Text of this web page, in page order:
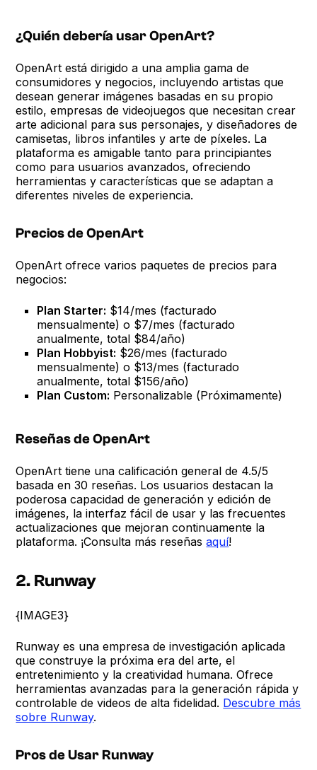
¿Quién debería usar OpenArt?
OpenArt está dirigido a una amplia gama de
consumidores y negocios, incluyendo artistas que
desean generar imágenes basadas en su propio
estilo, empresas de videojuegos que necesitan crear
arte adicional para sus personajes, y diseñadores de
camisetas, libros infantiles y arte de píxeles. La
plataforma es amigable tanto para principiantes
como para usuarios avanzados, ofreciendo
herramientas y características que se adaptan a
diferentes niveles de experiencia.
Precios de OpenArt
OpenArt ofrece varios paquetes de precios para
negocios:
Plan Starter: $14/mes (facturado
mensualmente) o $7/mes (facturado
anualmente, total $84/año)
Plan Hobbyist: $26/mes (facturado
mensualmente) o $13/mes (facturado
anualmente, total $156/año)
Plan Custom: Personalizable (Próximamente)
Reseñas de OpenArt
OpenArt tiene una calificación general de 4.5/5
basada en 30 reseñas. Los usuarios destacan la
poderosa capacidad de generación y edición de
imágenes, la interfaz fácil de usar y las frecuentes
actualizaciones que mejoran continuamente la
plataforma. ¡Consulta más reseñasaquí!
2. Runway
{IMAGE3}
Runway es una empresa de investigación aplicada
que construye la próxima era del arte, el
entretenimiento y la creatividad humana. Ofrece
herramientas avanzadas para la generación rápida y
controlable de videos de alta fidelidad. Descubre más
sobre Runway.
Pros de Usar Runway